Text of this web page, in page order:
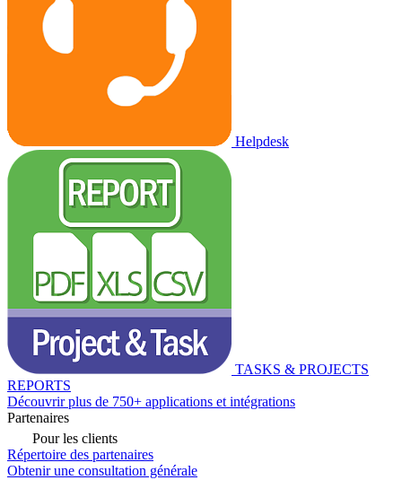
Helpdesk
TASKS & PROJECTS
REPORTS
Découvrir plus de 750+ applications et intégrations
Partenaires
Pour les clients
Répertoire des partenaires
Obtenir une consultation générale